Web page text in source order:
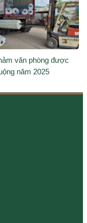
văn phòng được
năm 2025